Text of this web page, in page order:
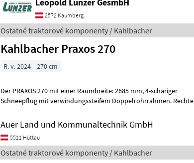
2572 Kaumberg
Ostatné traktorové komponenty / Kahlbacher
Kahlbacher Praxos 270
R. v. 2024 270 cm
Der PRAXOS 270 mit einer Räumbreite: 2685 mm, 4-schariger
Schneepflug mit verwindungssteifem Doppelrohrrahmen. Rechte
Auer Land und Kommunaltechnik GmbH
5511 Hüttau
Ostatné traktorové komponenty / Kahlbacher